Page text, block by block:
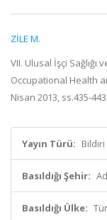
ZİLE M.
VII. Ulusal İşçi
Occupational Health
Nisan 2013, ss.435-
Yayın Türü:
Basıldığı Şehir:
Basıldığı Ülke: